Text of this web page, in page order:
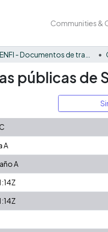
Communities &
públicas de
A
A